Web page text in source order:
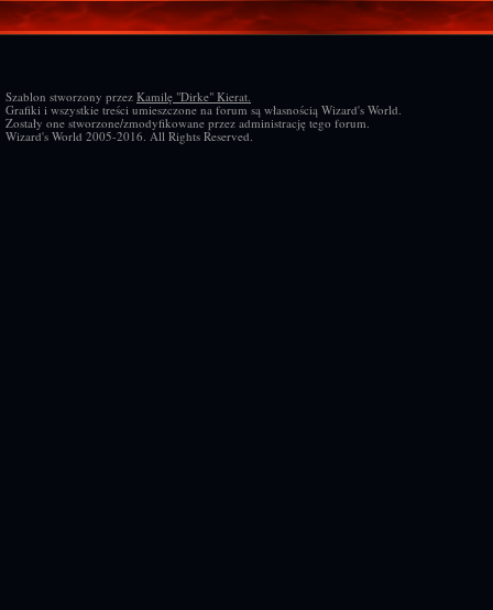
Szablon stworzony przez Kamilę "Dirke" Kierat.
Grafiki i wszystkie treści umieszczone na forum są własnością Wizard's World.
Zostały one stworzone/zmodyfikowane przez administrację tego forum.
Wizard's World 2005-2016. All Rights Reserved.